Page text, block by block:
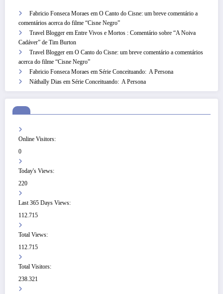
Fabricio Fonseca Moraes em O Canto do Cisne: um breve comentário a
comentários acerca do filme “Cisne Negro”
Travel Blogger em Entre Vivos e Mortos : Comentário sobre “A Noiva
Cadáver” de Tim Burton
Travel Blogger em O Canto do Cisne: um breve comentário a comentários
acerca do filme “Cisne Negro”
Fabricio Fonseca Moraes em Série Conceituando: A Persona
Náthally Dias em Série Conceituando: A Persona
Online Visitors:
0
Today's Views:
220
Last 365 Days Views:
112.715
Total Views:
112.715
Total Visitors:
238.321